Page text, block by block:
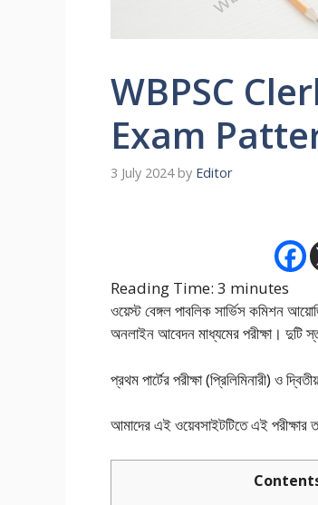
WBPSC
Exam
3 July 2024 by Editor
Reading Time: 3 minutes
ওয়েস্ট বেঙ্গল পাবলিক সার্ভিস কমিশন
অনলাইন আবেদন মাধ্যমের পরীক্ষা। দুটি
প্রথম পার্টের পরীক্ষা (প্রিলিমিনারী) ও
আমাদের এই ওয়েবসাইটটিতে এই পরীক্ষার